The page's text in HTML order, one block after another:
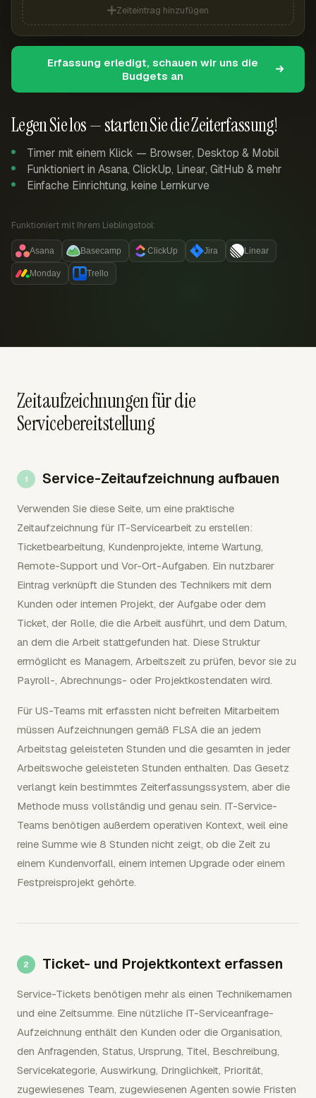
Legen Sie los — starten Sie die Zeiterfassung!
Timer mit einem Klick — Browser, Desktop & Mobil
Funktioniert in Asana, ClickUp, Linear, GitHub & mehr
Einfache Einrichtung, keine Lernkurve
Funktioniert mit Ihrem Lieblingstool:
Asana Basecamp ClickUp Jira Linear
Monday Trello
Zeiteintrag hinzufügen
Erfassung erledigt, schauen wir uns die
Budgets an
Zeitaufzeichnungen für die
Servicebereitstellung
Service-Zeitaufzeichnung aufbauen
Verwenden Sie diese Seite, um eine praktische
Zeitaufzeichnung für IT-Servicearbeit zu erstellen:
Ticketbearbeitung, Kundenprojekte, interne Wartung,
Remote-Support und Vor-Ort-Aufgaben. Ein nutzbarer
Eintrag verknüpft die Stunden des Technikers mit dem
Kunden oder internen Projekt, der Aufgabe oder dem
Ticket, der Rolle, die die Arbeit ausführt, und dem Datum,
an dem die Arbeit stattgefunden hat. Diese Struktur
ermöglicht es Managern, Arbeitszeit zu prüfen, bevor sie zu
Payroll-, Abrechnungs- oder Projektkostendaten wird.
Für US-Teams mit erfassten nicht befreiten Mitarbeitern
müssen Aufzeichnungen gemäß FLSA die an jedem
Arbeitstag geleisteten Stunden und die gesamten in jeder
Arbeitswoche geleisteten Stunden enthalten. Das Gesetz
verlangt kein bestimmtes Zeiterfassungssystem, aber die
Methode muss vollständig und genau sein. IT-Service-
Teams benötigen außerdem operativen Kontext, weil eine
reine Summe wie 8 Stunden nicht zeigt, ob die Zeit zu
einem Kundenvorfall, einem internen Upgrade oder einem
Festpreisprojekt gehörte.
Ticket- und Projektkontext erfassen
Service-Tickets benötigen mehr als einen Technikernamen
und eine Zeitsumme. Eine nützliche IT-Serviceanfrage-
Aufzeichnung enthält den Kunden oder die Organisation,
den Anfragenden, Status, Ursprung, Titel, Beschreibung,
Servicekategorie, Auswirkung, Dringlichkeit, Priorität,
zugewiesenes Team, zugewiesenen Agenten sowie Fristen